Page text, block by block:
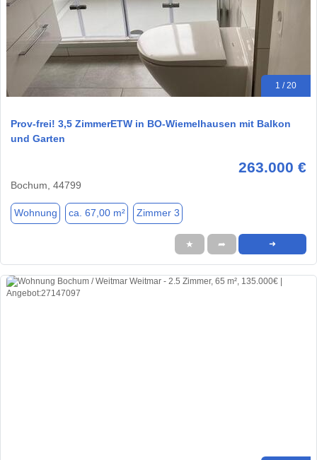
1 / 20
Prov-frei! 3,5 ZimmerETW in BO-Wiemelhausen mit Balkon
und Garten
263.000 €
Bochum, 44799
Wohnung ca. 67,00 m² Zimmer 3
★ ➦ ➜